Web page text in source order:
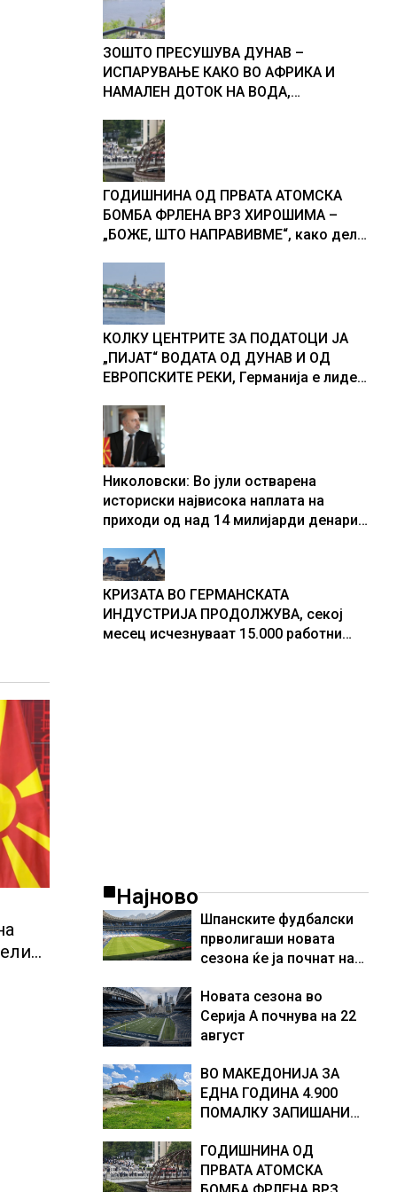
ЗОШТО ПРЕСУШУВА ДУНАВ –
ИСПАРУВАЊЕ КАКО ВО АФРИКА И
НАМАЛЕН ДОТОК НА ВОДА,
Србија
ГОДИШНИНА ОД ПРВАТА АТОМСКА
БОМБА ФРЛЕНА ВРЗ ХИРОШИМА –
„БОЖЕ, ШТО НАПРАВИВМЕ“, како дел
учесниците во бомбардирањето го
доживуваа овој настан што го
промени текот на историјата
КОЛКУ ЦЕНТРИТЕ ЗА ПОДАТОЦИ ЈА
„ПИЈАТ“ ВОДАТА ОД ДУНАВ И ОД
ЕВРОПСКИТЕ РЕКИ, Германија е лидер
центри за податоци
Николовски: Во јули остварена
историски највисока наплата на
приходи од над 14 милијарди денари
резултати
КРИЗАТА ВО ГЕРМАНСКАТА
ИНДУСТРИЈА ПРОДОЛЖУВА, секој
месец исчезнуваат 15.000 работни
Најново
Шпанските фудбалски
прволигаши новата
сезона ќе ја почнат на
Новата сезона во
Серија А почнува на 22
август
ВО МАКЕДОНИЈА ЗА
ЕДНА ГОДИНА 4.900
ПОМАЛКУ ЗАПИШАНИ
ГОДИШНИНА ОД
ПРВАТА АТОМСКА